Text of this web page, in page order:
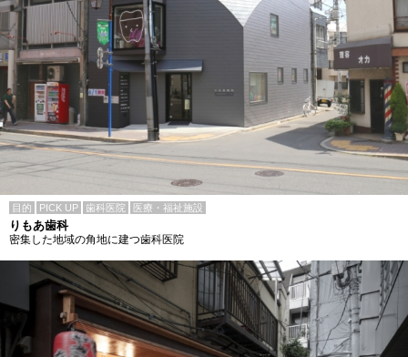
目的 PICK UP 歯科医院 医療・福祉施設
りもあ歯科
密集した地域の角地に建つ歯科医院